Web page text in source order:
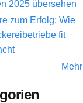
2025 übersehen
zum Erfolg: Wie
fit
Mehr